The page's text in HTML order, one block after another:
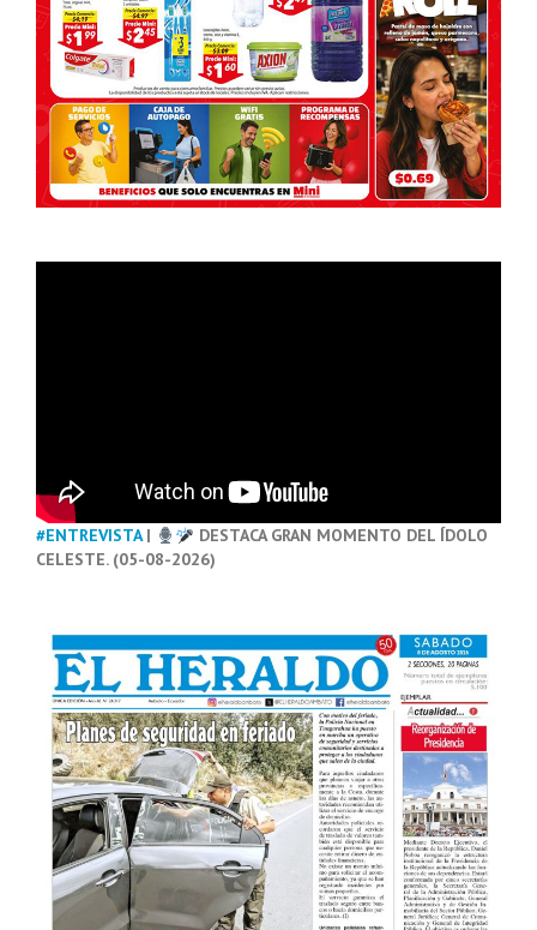
#ENTREVISTA|
DESTACA GRAN MOMENTO DEL ÍDOLO
CELESTE. (05-08-2026)